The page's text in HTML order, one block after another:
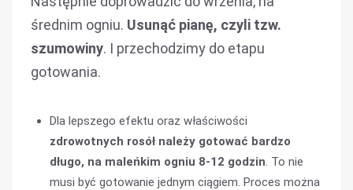
średnim ogniu. Usunąć pianę, czyli tzw.
szumowiny. I przechodzimy do etapu
gotowania.
Dla lepszego efektu oraz właściwości
zdrowotnych rosół należy gotować bardzo
długo, na maleńkim ogniu 8-12 godzin. To nie
musi być gotowanie jednym ciągiem. Proces można